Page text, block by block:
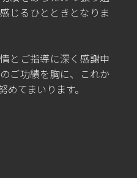
じるひとときとなりま
とご指導に深く感謝申
ご功績を胸に、これか
てまいります。